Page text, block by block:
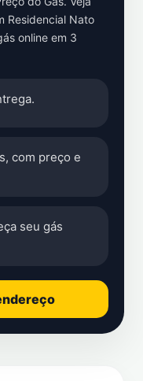
Residencial Nato
online em 3
com preço e
seu gás